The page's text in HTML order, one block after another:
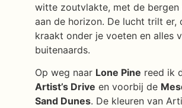
witte zoutvlakte, met de bergen
aan de horizon. De lucht trilt er,
kraakt onder je voeten en alles
buitenaards.
Op weg naar Lone Pine reed ik
Artist’s Drive en voorbij de
Sand Dunes. De kleuren van